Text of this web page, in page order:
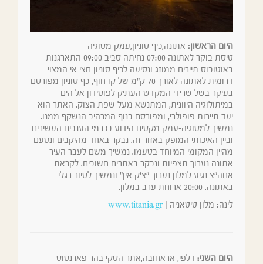
היום הראשון: אתונה,כיף סוניון,עמק מסוגיה
טיסת בוקר לאתונה 07:00 נחיתה סביב 09:00 התארגנות
באוטובוס תיירים ממוזג ונסיעה לכיף סוניון חצי אי המצוי
דרומית לאתונה לאורך 70 ק"מ של קו חוף, כף סוניון מפורסם
בעיקר בשל שרידי המקדש העתיק לפוסידון אל הים
במיתולוגיה היוונית, המתנשא מעל שפת הצוק. האתר הוא
יעד תיירות פופולרי, ומפורסם בנוף המרהיב הנשקף ממנו.
נמשיך למסוגיה-עמק מקסים הידוע בכרמי הענבים העשירים
וביין האיכותי המופק באזור זה. נבקר באחד מהיקבים ונטעם
מהיין המקומי המיוחד בטעמו. נמשיך משם לעבר העיר
אתונה נערוך תצפיות ונבקר באתרים חשובים. לקראת
אחה"צ נגיע למלון נערוך "צ'ק אין" ונמשיך לסיור רגלי
באתונה. 20:00 ארוחת ערב במלון.
לינה: מלון טיטאניה |www.titania.gr
היום השני: דלפי, אראחובה,אתר הסקי בהר פארנסוס